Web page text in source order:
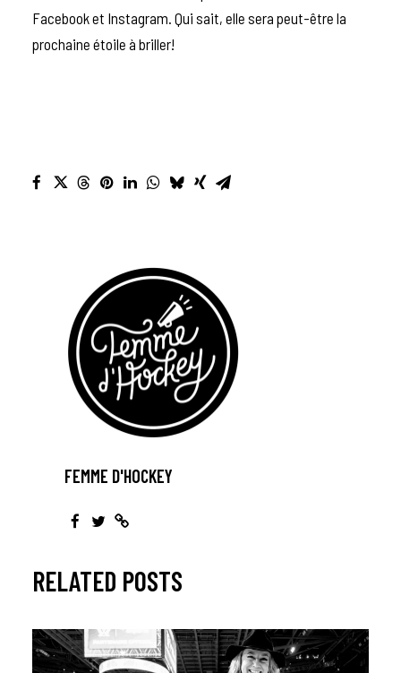
Facebook et Instagram. Qui sait, elle sera peut-être la
prochaine étoile à briller!
FEMME D'HOCKEY
RELATED POSTS